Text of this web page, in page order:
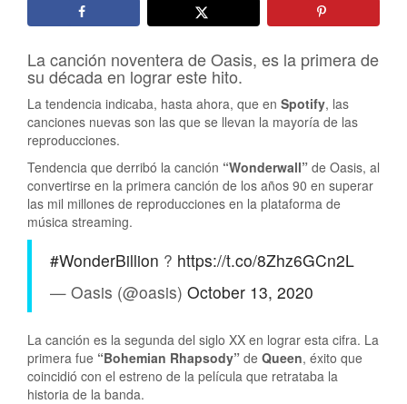
La canción noventera de Oasis, es la primera de
su década en lograr este hito.
La tendencia indicaba, hasta ahora, que en Spotify, las
canciones nuevas son las que se llevan la mayoría de las
reproducciones.
Tendencia que derribó la canción “Wonderwall” de Oasis, al
convertirse en la primera canción de los años 90 en superar
las mil millones de reproducciones en la plataforma de
música streaming.
#WonderBillion ? https://t.co/8Zhz6GCn2L
— Oasis (@oasis) October 13, 2020
La canción es la segunda del siglo XX en lograr esta cifra. La
primera fue “Bohemian Rhapsody” de Queen, éxito que
coincidió con el estreno de la película que retrataba la
historia de la banda.